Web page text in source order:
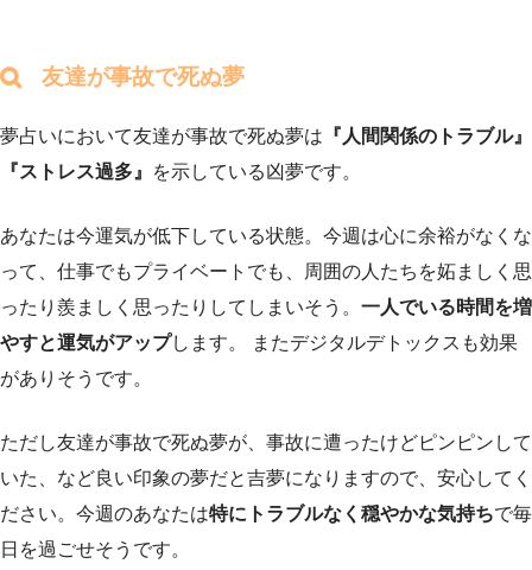
友達が事故で死ぬ夢
夢占いにおいて友達が事故で死ぬ夢は 『人間関係のトラブル』
『ストレス過多』
を示している凶夢です。
あなたは今運気が低下している状態。今週は心に余裕がなくな
って、仕事でもプライベートでも、周囲の人たちを妬ましく思
ったり羨ましく思ったりしてしまいそう。 一人でいる時間を増
やすと運気がアップします。 またデジタルデトックスも効果
がありそうです。
ただし友達が事故で死ぬ夢が、事故に遭ったけどピンピンして
いた、など良い印象の夢だと吉夢になりますので、安心してく
ださい。今週のあなたは特にトラブルなく穏やかな気持ちで毎
日を過ごせそうです。